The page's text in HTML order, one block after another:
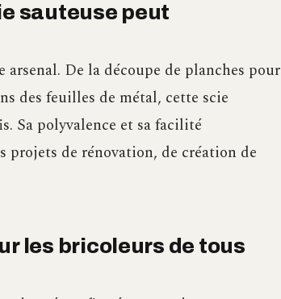
sauteuse peut
De la découpe de planches pour
des feuilles de métal, cette scie
Sa polyvalence et sa facilité
de rénovation, de création de
les bricoleurs de tous